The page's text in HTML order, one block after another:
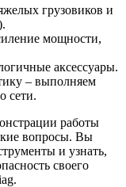
грузовиков и
мощности,
аксессуары.
– выполняем
сети.
работы
вопросы. Вы
и узнать,
своего